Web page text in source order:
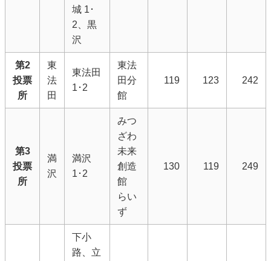
城 1･
2、黒
沢
第2
投票
所
東
法
田
東法田
1･2
東法
田分
館
119 123 242
第3
投票
所
満
沢
満沢
1･2
みつ
ざわ
未来
創造
館
らい
ず
130 119 249
下小
路、立